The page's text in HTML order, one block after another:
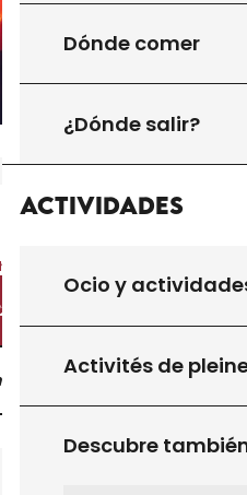
Dónde comer
¿Dónde salir?
Actividades
Ocio y
Activités de
Descubre
de contacto
16 06